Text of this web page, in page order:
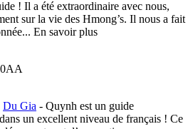
! Il a été extraordinaire avec nous,
sur la vie des Hmong’s. Il nous a fait
... En savoir plus
Du Gia - Quynh est un guide
un excellent niveau de français ! Ce